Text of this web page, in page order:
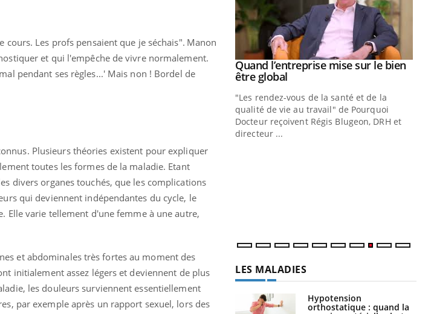
cours. Les profs pensaient que je séchais". Manon
et qui l'empêche de vivre normalement.
pendant ses règles...' Mais non ! Bordel de
Plusieurs théories existent pour expliquer
toutes les formes de la maladie. Etant
divers organes touchés, que les complications
qui deviennent indépendantes du cycle, le
Elle varie tellement d'une femme à une autre,
et abdominales très fortes au moment des
initialement assez légers et deviennent de plus
les douleurs surviennent essentiellement
par exemple après un rapport sexuel, lors des
pour
bilan de
Youtube
COUP DE FOOD sur le diabèteYoutubeYoutube
Quand l’entreprise mise sur le bien
être globalYoutube
"Les rendez-vous de la santé et de la
qualité de vie au travail" de Pourquoi
Docteur reçoivent Régis Blugeon, DRH et
directeur ...
LES MALADIES
Hypotension
orthostatique : quand la